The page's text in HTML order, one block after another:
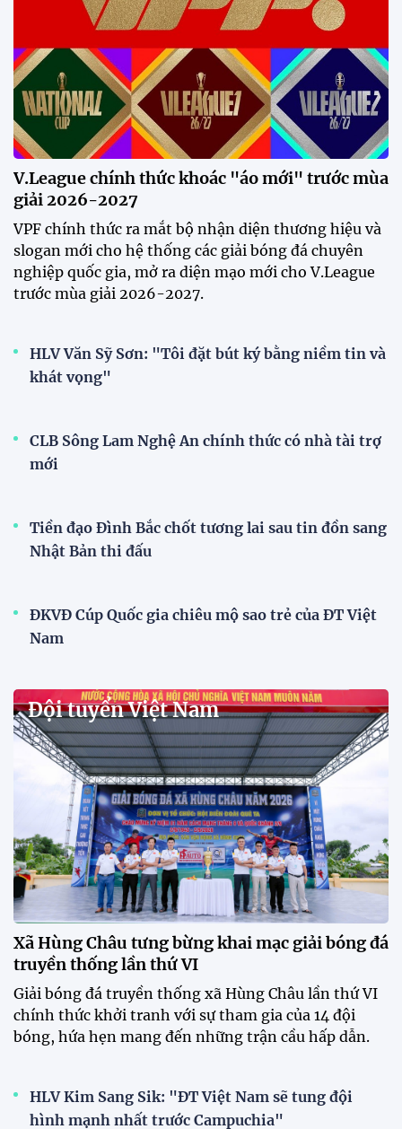
Phóng viên Singapore bất ngờ
sao nhập tịch tuyển Việt Nam
20:19 29/07/2026
Đội tuyển Việt Nam chạm trán
Thái Lan tại Division 1 FIFA
ASEAN Cup 2026
Dàn sao U23 Việt Nam hội quân
trong mưa, sẵn sàng cho chiến
2026
Đội tuyển Việt Nam được tiếp
thêm sức mạnh trước trận gặp
tại ASEAN Cup 2026
17:17 27/07/2026
XSKT Đắk Lắk viết nên lịch sử
với chức vô địch VPL-S7
20:58 26/07/2026
Tài Lộc trở lại, ĐT Việt Nam
"khổ luyện" dưới nắng gắt tại
Hà Nội
12:12 26/07/2026
HLV Kim Sang-sik: "Tuyển Việt
Nam sẽ mang sự tự tin này vào
23:26 24/07/2026